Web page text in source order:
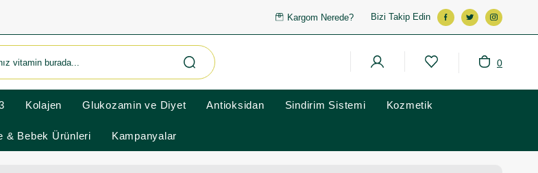
Kargom Nerede? Bizi Takip Edin
0
Kolajen Glukozamin ve Diyet Antioksidan Sindirim Sistemi Kozmetik
& Bebek Ürünleri Kampanyalar